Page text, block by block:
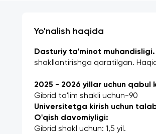
Yo'nalish haqida
Dasturiy ta'minot muhandisligi.
shakllantirishga qaratilgan.
2025 - 2026 yillar uchun qabul
Gibrid ta'lim shakli uchun-90
Universitetga kirish uchun
O'qish davomiyligi:
Gibrid shakl uchun: 1,5 yil.